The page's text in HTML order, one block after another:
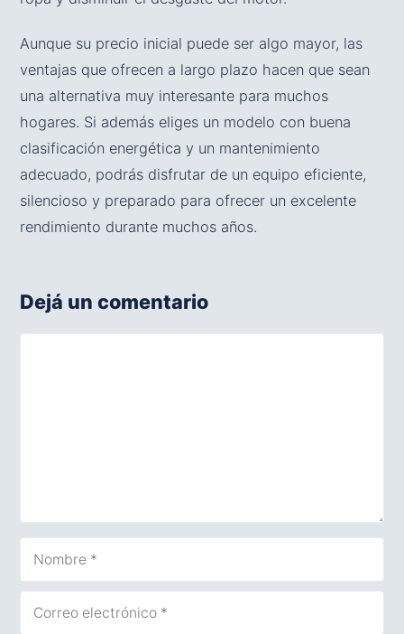
Aunque su precio inicial puede ser algo mayor, las
ventajas que ofrecen a largo plazo hacen que sean
una alternativa muy interesante para muchos
hogares. Si además eliges un modelo con buena
clasificación energética y un mantenimiento
adecuado, podrás disfrutar de un equipo eficiente,
silencioso y preparado para ofrecer un excelente
rendimiento durante muchos años.
Dejá un comentario
electrónico